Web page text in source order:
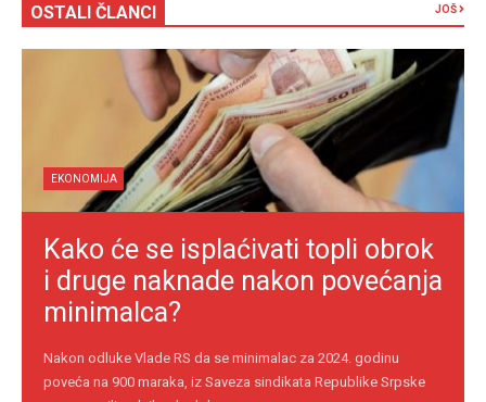
OSTALI ČLANCI JOŠ
EKONOMIJA
Kako će se isplaćivati topli obrok
i druge naknade nakon povećanja
minimalca?
Nakon odluke Vlade RS da se minimalac za 2024. godinu
poveća na 900 maraka, iz Saveza sindikata Republike Srpske